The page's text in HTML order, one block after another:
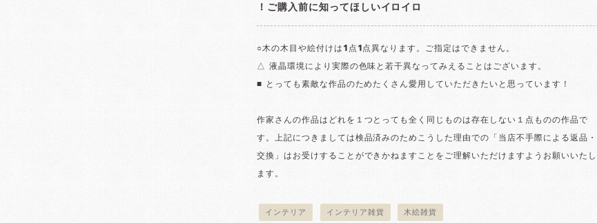
！ご購入前に知ってほしいイロイロ
○木の木目や絵付けは1点1点異なります。ご指定はできません。
△ 液晶環境により実際の色味と若干異なってみえることはございます。
■ とっても素敵な作品のためたくさん愛用していただきたいと思っています！
作家さんの作品はどれを１つとっても全く同じものは存在しない１点ものの作品で
す。上記につきましては検品済みのためこうした理由での「当店不手際による返品・
交換」はお受けすることができかねますことをご理解いただけますようお願いいたし
ます。
インテリア インテリア雑貨 木絵雑貨